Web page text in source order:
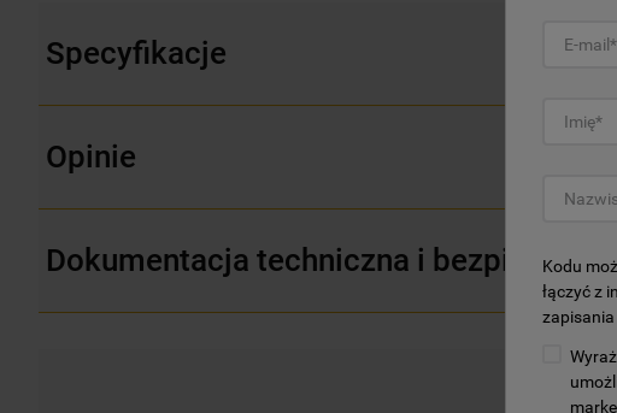
Specyfikacje
Opinie
Dokumentacja techniczna i
Kodu
łączyć z